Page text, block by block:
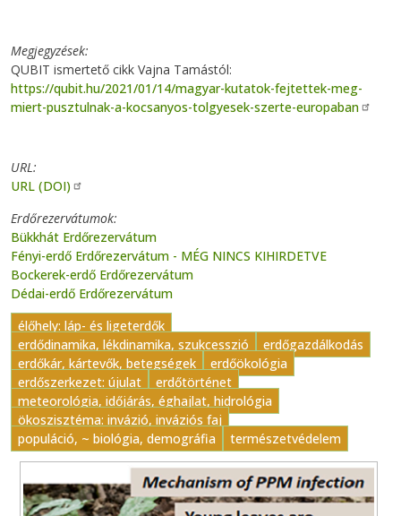
Megjegyzések
QUBIT ismertető cikk Vajna Tamástól:
https://qubit.hu/2021/01/14/magyar-kutatok-fejtettek-meg-
miert-pusztulnak-a-kocsanyos-tolgyesek-szerte-europaban
URL
URL (DOI)
Erdőrezervátumok
Bükkhát Erdőrezervátum
Fényi-erdő Erdőrezervátum - MÉG NINCS KIHIRDETVE
Bockerek-erdő Erdőrezervátum
Dédai-erdő Erdőrezervátum
élőhely: láp- és ligeterdők
erdődinamika, lékdinamika, szukcesszió
erdőgazdálkodás
erdőkár, kártevők, betegségek
erdőökológia
erdőszerkezet: újulat
erdőtörténet
meteorológia, időjárás, éghajlat, hidrológia
ökoszisztéma: invázió, inváziós faj
populáció, ~ biológia, demográfia
természetvédelem